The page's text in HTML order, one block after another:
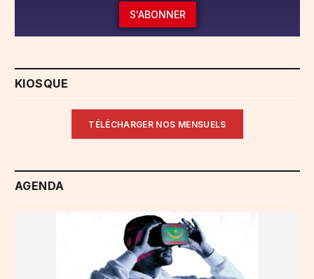
S'ABONNER
KIOSQUE
TÉLÉCHARGER NOS MENSUELS
AGENDA